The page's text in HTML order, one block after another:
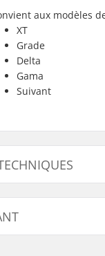
aux modèles
XT
Grade
Delta
Gama
Suivant
montage du frein :